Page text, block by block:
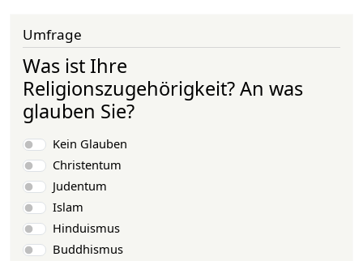
Umfrage
Was ist Ihre
Religionszugehörigkeit? An was
glauben Sie?
Auswahlmöglichkeiten
Kein Glauben
Christentum
Judentum
Islam
Hinduismus
Buddhismus